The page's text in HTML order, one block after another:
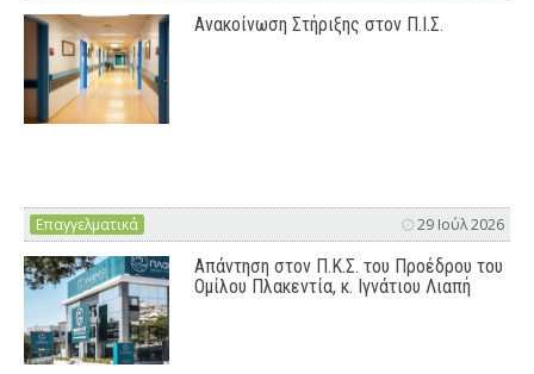
Ανακοίνωση Στήριξης στον Π.Ι.Σ.
Επαγγελματικά 29 Ιούλ 2026
Απάντηση στον Π.Κ.Σ. του Προέδρου του
Ομίλου Πλακεντία, κ. Ιγνάτιου Λιαπή